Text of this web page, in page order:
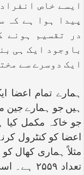
ایسے خاص
پیدا ہوا ہے کہ
در تقسیم ہونے
باوجود ایک ہی
ایک دوسرے سے
ہمارے تمام اعضا
ہیں جو ہمارے جین
جو خاکہ مکمل
اعضا کو کنٹرول
مثلاً ہماری کھال